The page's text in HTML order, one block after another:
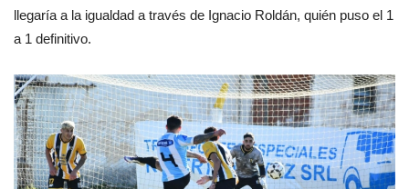
llegaría a la igualdad a través de Ignacio Roldán, quién puso el 1
a 1 definitivo.